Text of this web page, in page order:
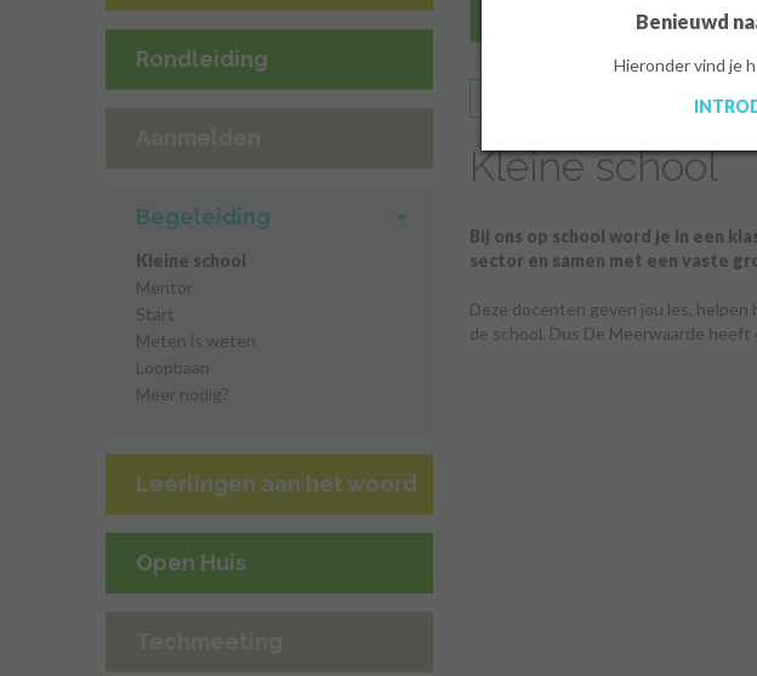
Benieuwd
Hieronder vind je
Rondleiding
Begeleiding
Kleine school
Mentor
Start
Meten is weten
Loopbaan
Meer nodig?
Leerlingen aan het woord
Open Huis
Mentor
Kleine school
Bij ons op school word je in een
sector en samen met een vaste
Deze docenten geven jou les,
de school. Dus De Meerwaarde